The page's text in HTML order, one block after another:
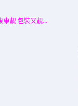
東靚 包裝又靚...